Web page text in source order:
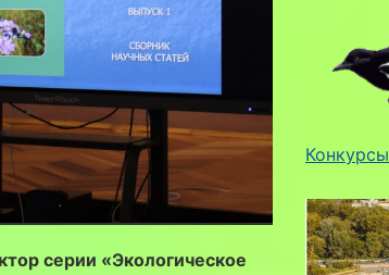
серии «Экологическое
Конкурсы